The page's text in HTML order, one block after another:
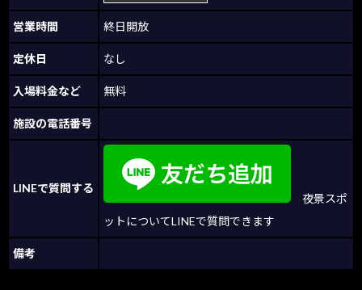
営業時間 終日開放
定休日 なし
入場料金など 無料
施設の電話番号
LINEで質問する
夜景スポ
ットについてLINEで質問できます
備考